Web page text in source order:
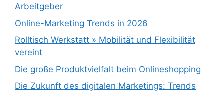
Arbeitgeber
Online-Marketing Trends in 2026
Rolltisch Werkstatt » Mobilität und Flexibilität
vereint
Die große Produktvielfalt beim Onlineshopping
Die Zukunft des digitalen Marketings: Trends